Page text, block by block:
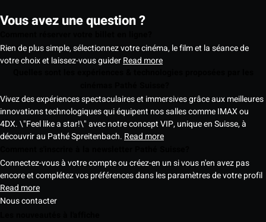
Vous avez une question ?
Rien de plus simple, sélectionnez votre cinéma, le film et la séance de
votre choix et laissez-vous guiderRead more
Vivez des expériences spectaculaires et immersives grâce aux meilleures
innovations technologiques qui équipent nos salles comme IMAX ou
4DX. \"Feel like a star!\" avec notre concept VIP, unique en Suisse, à
découvrir au Pathé Spreitenbach. Read more
Connectez-vous à votre compte ou créez-en un si vous n'en avez pas
encore et complétez vos préférences dans les paramètres de votre profil
Read more
Nous contacter